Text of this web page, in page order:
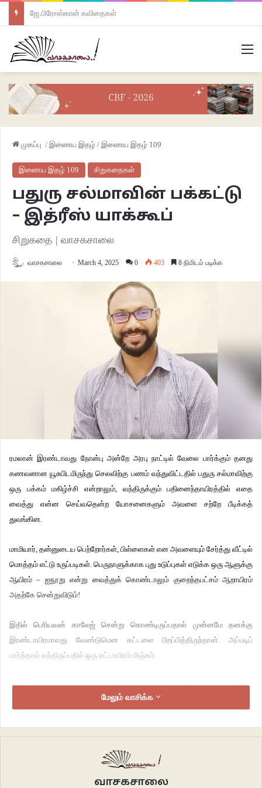
ஜே.பிரோஸ்கான் கவிதைகள்
முகப்பு / இணைய இதழ் / இணைய இதழ் 109
இணைய இதழ் 109 சிறுகதைகள்
பதுரு சல்மாவின் பக்கட்டு
– இத்ரீஸ் யாக்கூப்
சிறுகதை | வாசகசாலை
வாசகசாலை March 4, 2025 0 403 8 நிமிடம் படிக்க
ரமலான் இரண்டாவது நோன்பு அன்றே அரபு நாட்டில் வேலை பார்க்கும் தனது
கணவனான யூசுபிடமிருந்து செலவிற்கு பணம் வந்துவிட்டதில் பதுரு சல்மாவிற்கு
ஒரு பக்கம் மகிழ்ச்சி என்றாலும், வந்திருக்கும் பதினைந்தாயிரத்தில் எதை
வைத்து என்ன செய்வதென்ற யோசனைகளும் அவளை சற்றே பீடிக்கத்
துவங்கின.
மாமியார், தன்னுடைய பெற்றோர்கள், பிள்ளைகள் என அவளையும் சேர்த்து வீட்டில்
மொத்தம் எட்டு உருப்படிகள். பெருநாளுக்காக புது உடுப்புகள் எடுக்க ஒரு ஆளுக்கு
ஆயிரம் – ஐநூறு என்று வைத்துக் கொண்டாலும் குறைந்தபட்சம் ஆறாயிரம்
அதற்கே சென்றுவிடும்!
இதில் பெரியவன் காலேஜ் சென்று கொண்டிருப்பதால் முன்னமே தனக்கு
இரண்டாயிரமாவது வேண்டுமென கட்டளை பிறப்பித்திருந்தான். அப்படிப்
பார்த்தால் வந்திருப்பதில் ஒரு எட்டாயிரம் மிஞ்சும்.
பெருநாளன்று ஆகும் செலவிற்கு தனியாகப் பணம் தோது பண்ணி
அனுப்புகிறேன் என்று யூசுபு சமாதானப்படுத்தியிருந்தாலும், ‘நீங்க ஏதும் சிரமப்பட
சப்ளை கம்பெனியில் சரிவர சம்பளம் கிடைக்காமல் ஒவ்வொரு மாதமும் அவன்
மேலும் வாசிக்க
வாசகசாலை